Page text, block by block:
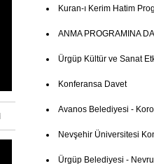
Kuran-ı Kerim Hatim
ANMA PROGRAMINA
Ürgüp Kültür ve Sanat
Konferansa Davet
Avanos Belediyesi -
Nevşehir Üniversitesi
Ürgüp Belediyesi -